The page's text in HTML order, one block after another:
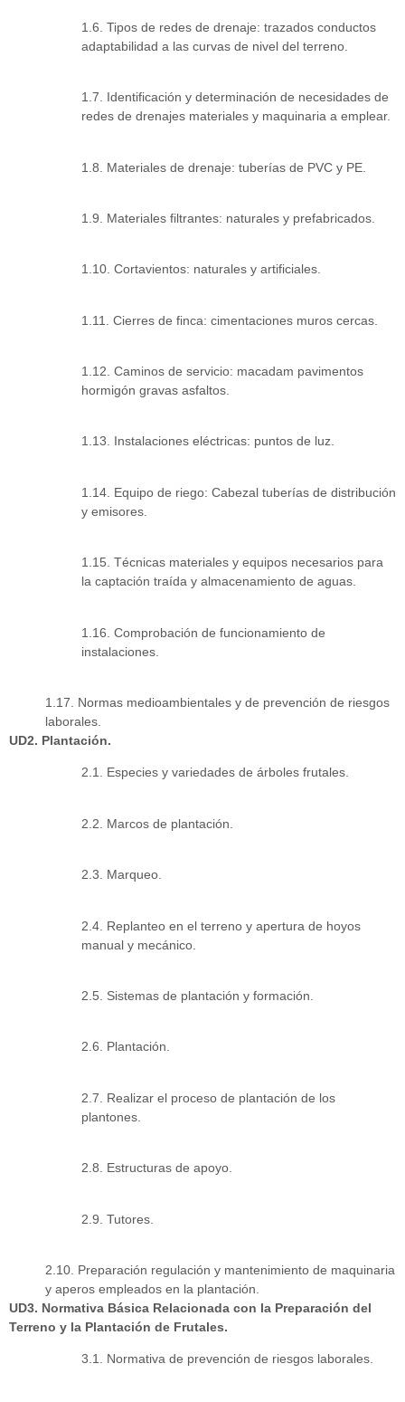
1.6. Tipos de redes de drenaje: trazados conductos
adaptabilidad a las curvas de nivel del terreno.
1.7. Identificación y determinación de necesidades de
redes de drenajes materiales y maquinaria a emplear.
1.8. Materiales de drenaje: tuberías de PVC y PE.
1.9. Materiales filtrantes: naturales y prefabricados.
1.10. Cortavientos: naturales y artificiales.
1.11. Cierres de finca: cimentaciones muros cercas.
1.12. Caminos de servicio: macadam pavimentos
hormigón gravas asfaltos.
1.13. Instalaciones eléctricas: puntos de luz.
1.14. Equipo de riego: Cabezal tuberías de distribución
y emisores.
1.15. Técnicas materiales y equipos necesarios para
la captación traída y almacenamiento de aguas.
1.16. Comprobación de funcionamiento de
instalaciones.
1.17. Normas medioambientales y de prevención de riesgos
laborales.
UD2. Plantación.
2.1. Especies y variedades de árboles frutales.
2.2. Marcos de plantación.
2.3. Marqueo.
2.4. Replanteo en el terreno y apertura de hoyos
manual y mecánico.
2.5. Sistemas de plantación y formación.
2.6. Plantación.
2.7. Realizar el proceso de plantación de los
plantones.
2.8. Estructuras de apoyo.
2.9. Tutores.
2.10. Preparación regulación y mantenimiento de maquinaria
y aperos empleados en la plantación.
UD3. Normativa Básica Relacionada con la Preparación del
Terreno y la Plantación de Frutales.
3.1. Normativa de prevención de riesgos laborales.